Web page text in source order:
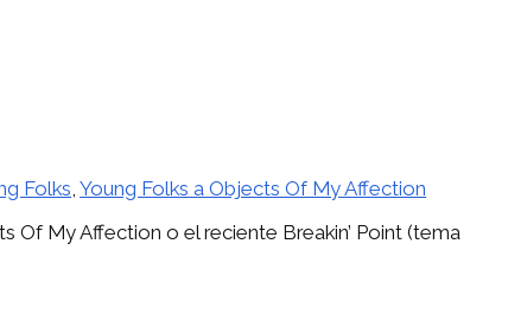
Folks,Young Folks a Objects Of My Affection
Of My Affection o el reciente Breakin’ Point (tema